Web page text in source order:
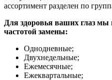
ассортимент разделен по
Для здоровья ваших глаз мы
частотой замены:
Однодневные;
Двухнедельные;
Ежемесячные;
Ежеквартальные;